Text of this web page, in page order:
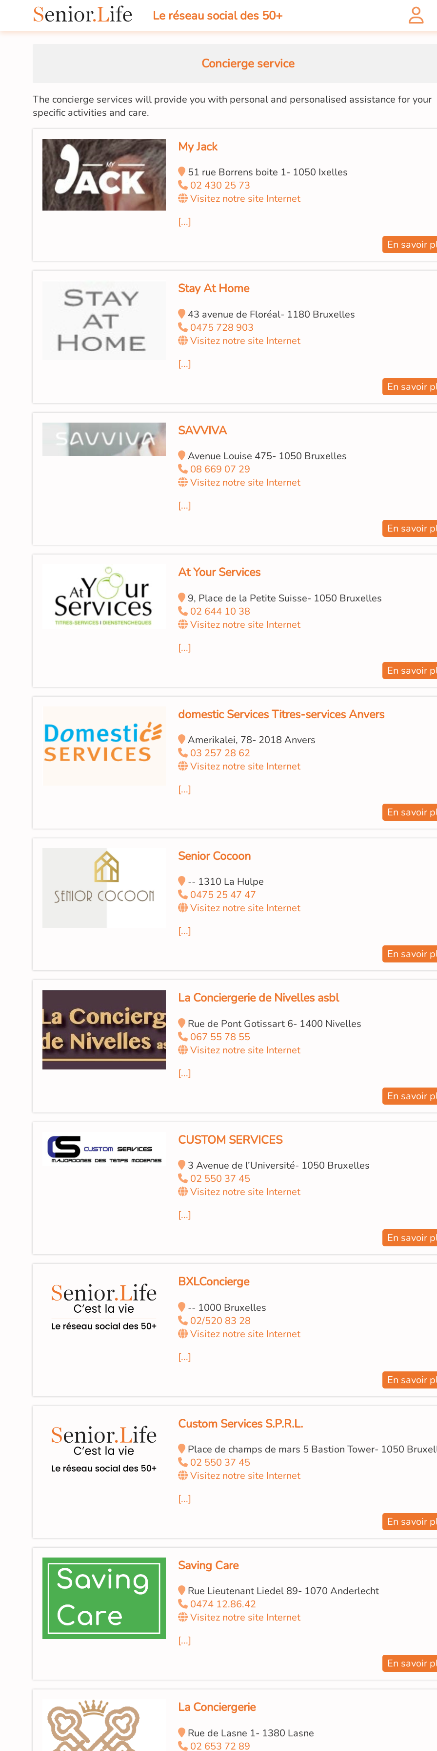
Le réseau social des 50+
Concierge service
The concierge services will provide you with personal and personalised assistance for your
specific activities and care.
My Jack
51 rue Borrens boite 1- 1050 Ixelles
02 430 25 73
Visitez notre site Internet
[...]
En savoir
Stay At Home
43 avenue de Floréal- 1180 Bruxelles
0475 728 903
Visitez notre site Internet
[...]
En savoir
SAVVIVA
Avenue Louise 475- 1050 Bruxelles
08 669 07 29
Visitez notre site Internet
[...]
En savoir
At Your Services
9, Place de la Petite Suisse- 1050 Bruxelles
02 644 10 38
Visitez notre site Internet
[...]
En savoir
domestic Services Titres-services Anvers
Amerikalei, 78- 2018 Anvers
03 257 28 62
Visitez notre site Internet
[...]
En savoir
Senior Cocoon
-- 1310 La Hulpe
0475 25 47 47
Visitez notre site Internet
[...]
En savoir
La Conciergerie de Nivelles asbl
Rue de Pont Gotissart 6- 1400 Nivelles
067 55 78 55
Visitez notre site Internet
[...]
En savoir
CUSTOM SERVICES
3 Avenue de l’Université- 1050 Bruxelles
02 550 37 45
Visitez notre site Internet
[...]
En savoir
BXLConcierge
-- 1000 Bruxelles
02/520 83 28
Visitez notre site Internet
[...]
En savoir
Custom Services S.P.R.L.
Place de champs de mars 5 Bastion Tower- 1050
02 550 37 45
Visitez notre site Internet
[...]
En savoir
Saving Care
Rue Lieutenant Liedel 89- 1070 Anderlecht
0474 12.86.42
Visitez notre site Internet
[...]
En savoir
La Conciergerie
Rue de Lasne 1- 1380 Lasne
02 653 72 89